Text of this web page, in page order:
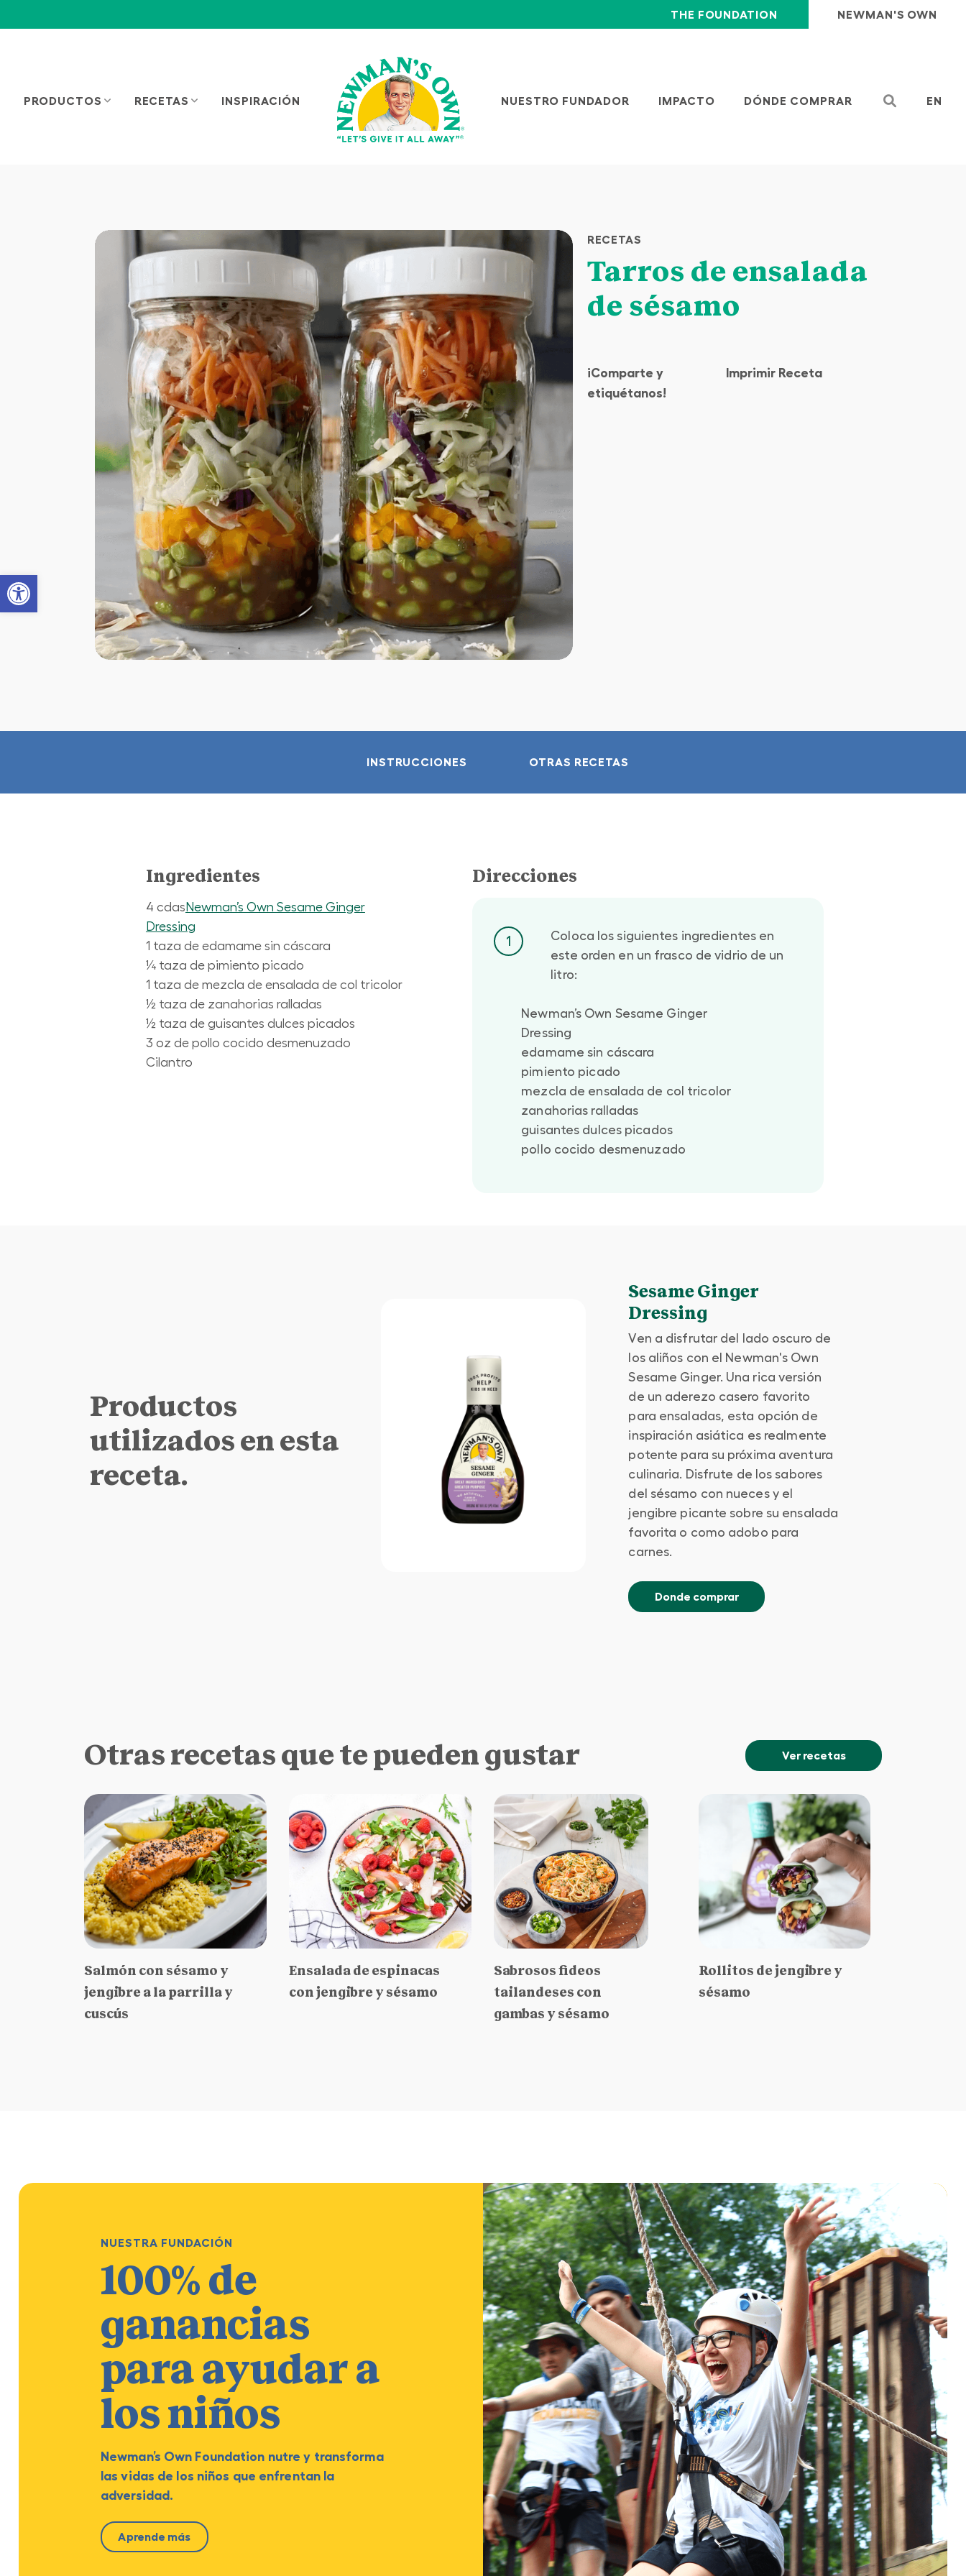
Open toolbar
THE FOUNDATION NEWMAN'S OWN
PRODUCTOS RECETAS INSPIRACIÓN NUESTRO FUNDADOR IMPACTO DÓNDE COMPRAR EN
RECETAS
Tarros de ensalada
de sésamo
¡Comparte y
etiquétanos!
Imprimir Receta
INSTRUCCIONES OTRAS RECETAS
Ingredientes
4 cdasNewman’s Own Sesame Ginger
Dressing
1 taza de edamame sin cáscara
¼ taza de pimiento picado
1 taza de mezcla de ensalada de col tricolor
½ taza de zanahorias ralladas
½ taza de guisantes dulces picados
3 oz de pollo cocido desmenuzado
Cilantro
Direcciones
1
Coloca los siguientes ingredientes en
este orden en un frasco de vidrio de un
litro:
Newman’s Own Sesame Ginger
Dressing
edamame sin cáscara
pimiento picado
mezcla de ensalada de col tricolor
zanahorias ralladas
guisantes dulces picados
pollo cocido desmenuzado
Productos
utilizados en esta
receta.
Sesame Ginger
Dressing
Ven a disfrutar del lado oscuro de
los aliños con el Newman's Own
Sesame Ginger. Una rica versión
de un aderezo casero favorito
para ensaladas, esta opción de
inspiración asiática es realmente
potente para su próxima aventura
culinaria. Disfrute de los sabores
del sésamo con nueces y el
jengibre picante sobre su ensalada
favorita o como adobo para
carnes.
Donde comprar
Otras recetas que te pueden gustar Ver recetas
Salmón con sésamo y
jengibre a la parrilla y
cuscús
Ensalada de espinacas
con jengibre y sésamo
Sabrosos fideos
tailandeses con
gambas y sésamo
Rollitos de jengibre y
sésamo
NUESTRA FUNDACIÓN
100% de
ganancias
para ayudar a
los niños
Newman’s Own Foundation nutre y transforma
las vidas de los niños que enfrentan la
adversidad.
Aprende más